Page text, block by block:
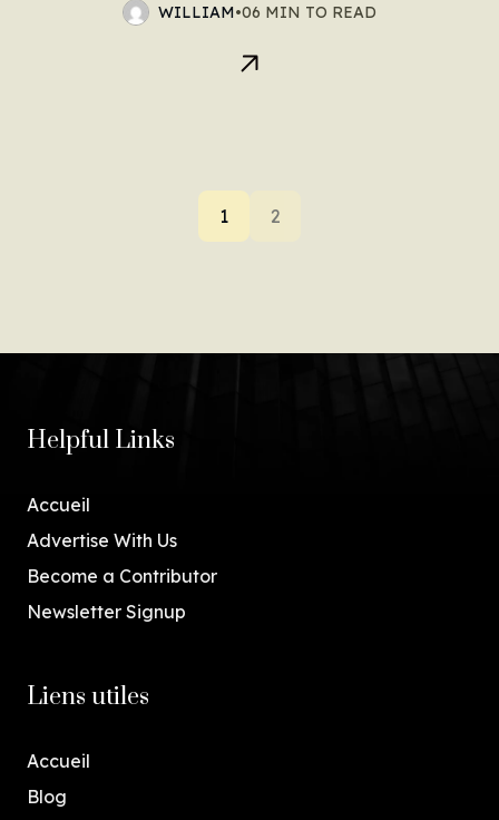
WILLIAM•06 MIN TO READ
1 2
Helpful Links
Accueil
Advertise With Us
Become a Contributor
Newsletter Signup
Liens utiles
Accueil
Blog